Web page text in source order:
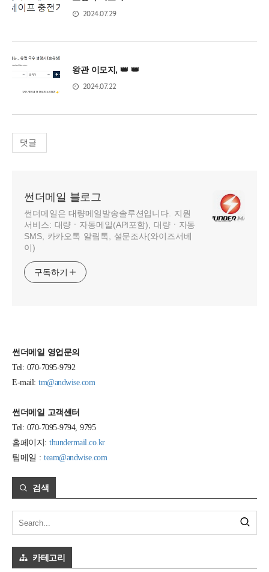
2024.07.29
왕관 이모지, 👑 👑
2024.07.22
댓글
썬더메일 블로그
썬더메일은 대량메일발송솔루션입니다. 지원
서비스: 대량ㆍ자동메일(API포함), 대량ㆍ자동
SMS, 카카오톡 알림톡, 설문조사(와이즈서베
이)
구독하기
썬더메일 영업문의
Tel: 070-7095-9792
E-mail: tm@andwise.com
썬더메일 고객센터
Tel: 070-7095-9794, 9795
홈페이지: thundermail.co.kr
팀메일 : team@andwise.com
검색
카테고리